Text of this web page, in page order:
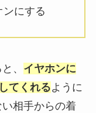
ンにする
、 イヤホンに
てくれるように
相手からの着